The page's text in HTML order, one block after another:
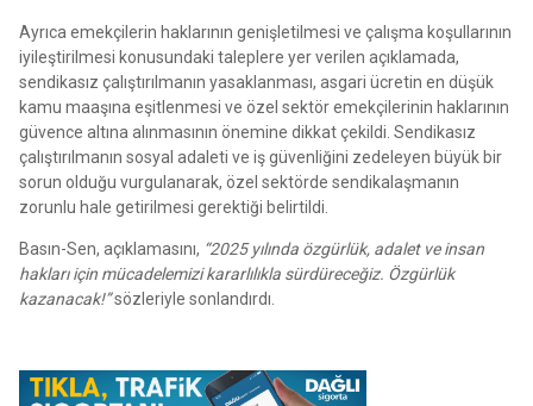
Ayrıca emekçilerin haklarının genişletilmesi ve çalışma koşullarının
iyileştirilmesi konusundaki taleplere yer verilen açıklamada,
sendikasız çalıştırılmanın yasaklanması, asgari ücretin en düşük
kamu maaşına eşitlenmesi ve özel sektör emekçilerinin haklarının
güvence altına alınmasının önemine dikkat çekildi. Sendikasız
çalıştırılmanın sosyal adaleti ve iş güvenliğini zedeleyen büyük bir
sorun olduğu vurgulanarak, özel sektörde sendikalaşmanın
zorunlu hale getirilmesi gerektiği belirtildi.
Basın-Sen, açıklamasını, “2025 yılında özgürlük, adalet ve insan
hakları için mücadelemizi kararlılıkla sürdüreceğiz. Özgürlük
kazanacak!”sözleriyle sonlandırdı.